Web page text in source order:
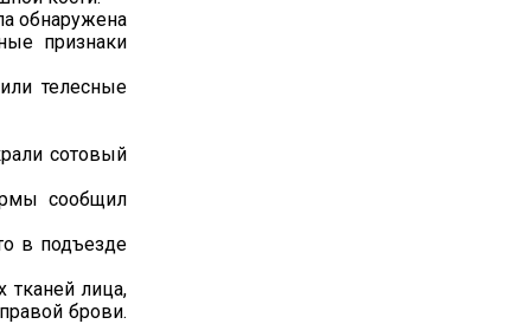
обнаружена
признаки
телесные
сотовый
сообщил
в подъезде
тканей лица,
брови.